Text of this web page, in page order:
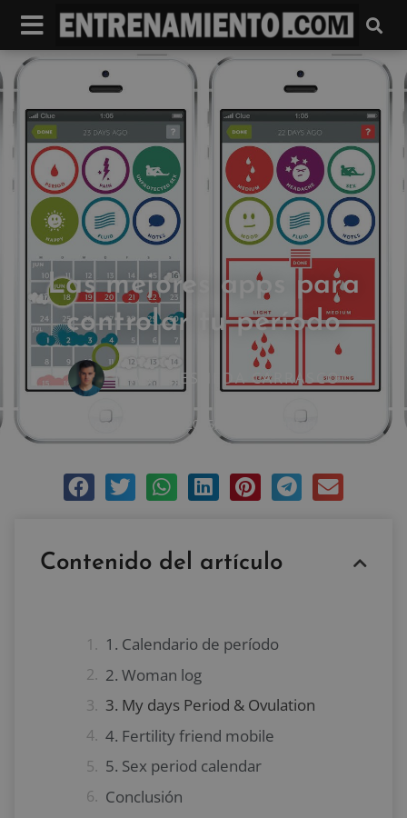
Las mejores apps para
controlar tu período
IVAN FRESNEDA CARRASCO
noviembre 11, 2015 Sin comentarios
Contenido del artículo
1. Calendario de período
2. Woman log
3. My days Period & Ovulation
4. Fertility friend mobile
5. Sex period calendar
Conclusión